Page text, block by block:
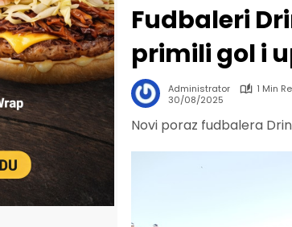
Fudbaleri
primili gol i
Administrator
1 Min
30/08/2025
Novi poraz fudbalera